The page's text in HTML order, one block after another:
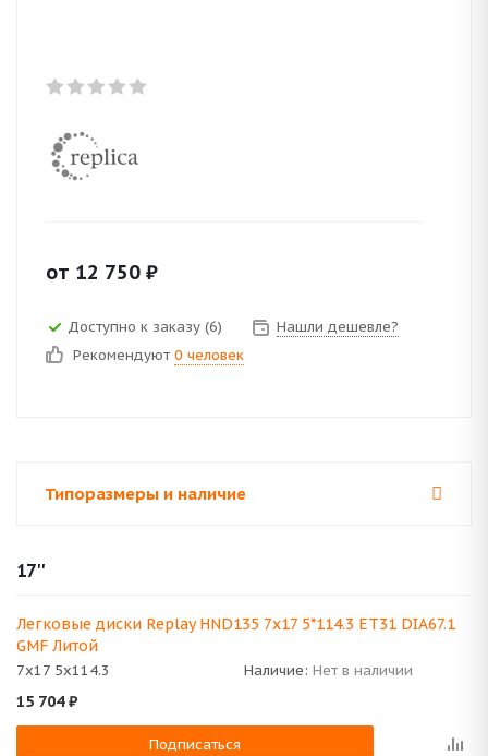
от 12 750 ₽
Доступно к заказу (6)
Нашли дешевле?
Рекомендуют 0 человек
Типоразмеры и наличие
17''
Легковые диски Replay HND135 7x17 5*114.3 ET31 DIA67.1
GMF Литой
7x17 5x114.3 Наличие: Нет в наличии
15 704₽
Подписаться